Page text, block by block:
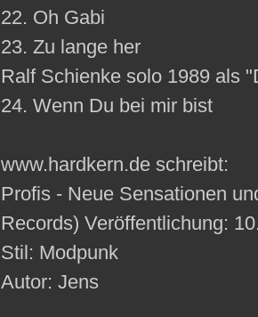
22. Oh Gabi
23. Zu lange her
Ralf Schienke solo 1989 als
24. Wenn Du bei mir bist
www.hardkern.de schreibt:
Profis - Neue Sensationen
Records) Veröffentlichung:
Stil: Modpunk
Autor: Jens